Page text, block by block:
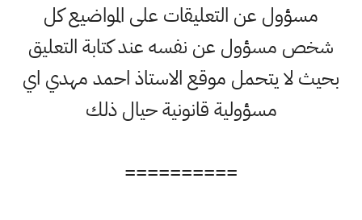
مسؤول عن التعليقات على المواضيع كل
شخص مسؤول عن نفسه عند كتابة التعليق
بحيث لا يتحمل موقع الاستاذ احمد مهدي اي
مسؤولية قانونية حيال ذلك
==========